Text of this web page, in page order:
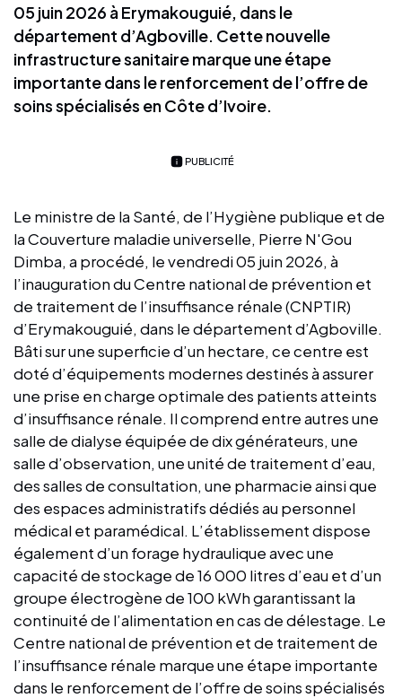
05 juin 2026 à Erymakouguié, dans le
département d’Agboville. Cette nouvelle
infrastructure sanitaire marque une étape
importante dans le renforcement de l’offre de
soins spécialisés en Côte d’Ivoire.
PUBLICITÉ
Le ministre de la Santé, de l’Hygiène publique et de
la Couverture maladie universelle, Pierre N'Gou
Dimba, a procédé, le vendredi 05 juin 2026, à
l’inauguration du Centre national de prévention et
de traitement de l’insuffisance rénale (CNPTIR)
d’Erymakouguié, dans le département d’Agboville.
Bâti sur une superficie d’un hectare, ce centre est
doté d’équipements modernes destinés à assurer
une prise en charge optimale des patients atteints
d’insuffisance rénale. Il comprend entre autres une
salle de dialyse équipée de dix générateurs, une
salle d’observation, une unité de traitement d’eau,
des salles de consultation, une pharmacie ainsi que
des espaces administratifs dédiés au personnel
médical et paramédical. L’établissement dispose
également d’un forage hydraulique avec une
capacité de stockage de 16 000 litres d’eau et d’un
groupe électrogène de 100 kWh garantissant la
continuité de l’alimentation en cas de délestage. Le
Centre national de prévention et de traitement de
l’insuffisance rénale marque une étape importante
dans le renforcement de l’offre de soins spécialisés